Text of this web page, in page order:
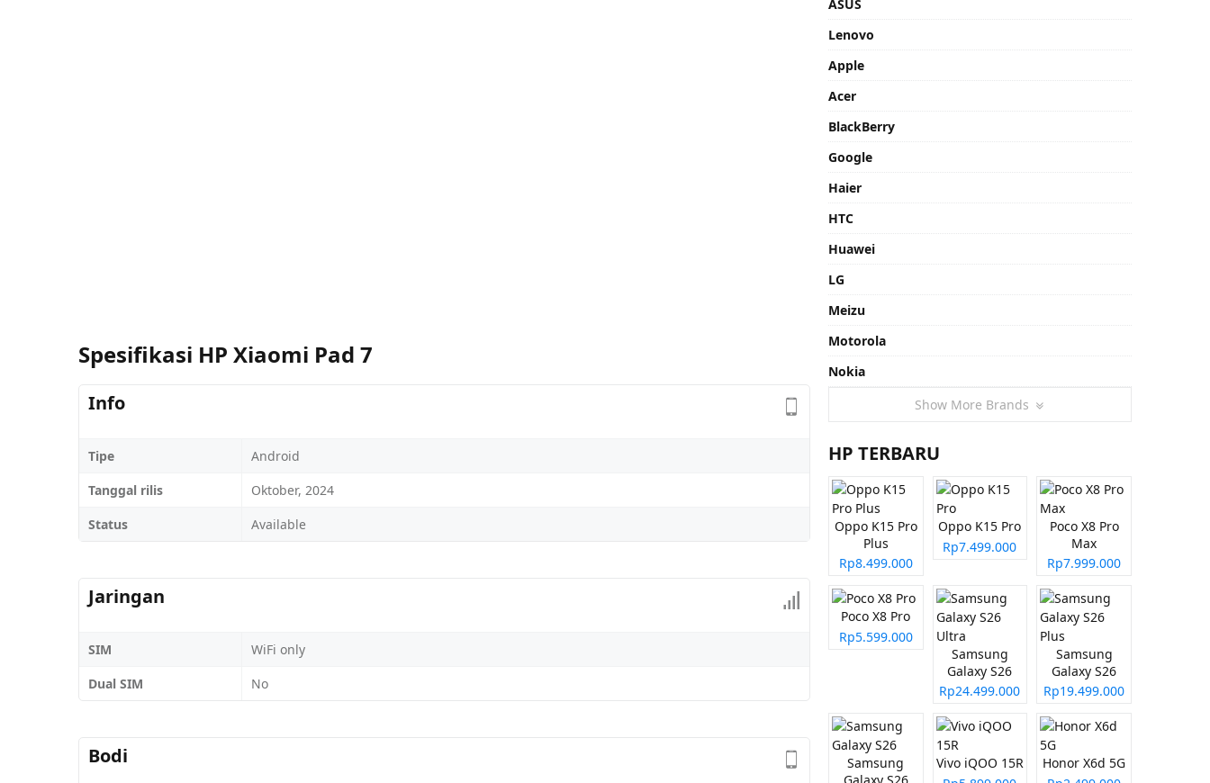
Spesifikasi HP Xiaomi Pad 7
Info
Tipe
Android
Tanggal rilis
Oktober, 2024
Status
Available
Jaringan
SIM
WiFi only
Dual SIM
No
Bodi
ASUS
Lenovo
Apple
Acer
BlackBerry
Google
Haier
HTC
Huawei
LG
Meizu
Motorola
Nokia
Show More Brands
HP TERBARU
Oppo K15 Pro
Plus
Rp8.499.000
Oppo K15 Pro
Rp7.499.000
Poco X8 Pro
Max
Rp7.999.000
Poco X8 Pro
Rp5.599.000
Samsung
Galaxy S26
Ultra
Rp24.499.000
Samsung
Galaxy S26
Plus
Rp19.499.000
Samsung
Vivo iQOO 15R
Honor X6d 5G